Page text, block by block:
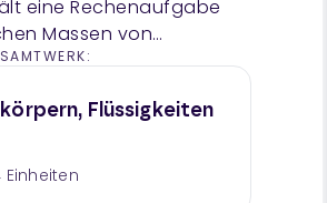
eine Rechenaufgabe
Massen von
und
Flüssigkeiten
Einheiten